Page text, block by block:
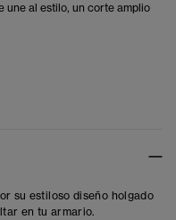
une al estilo, un corte amplio
su estiloso diseño holgado
en tu armario.